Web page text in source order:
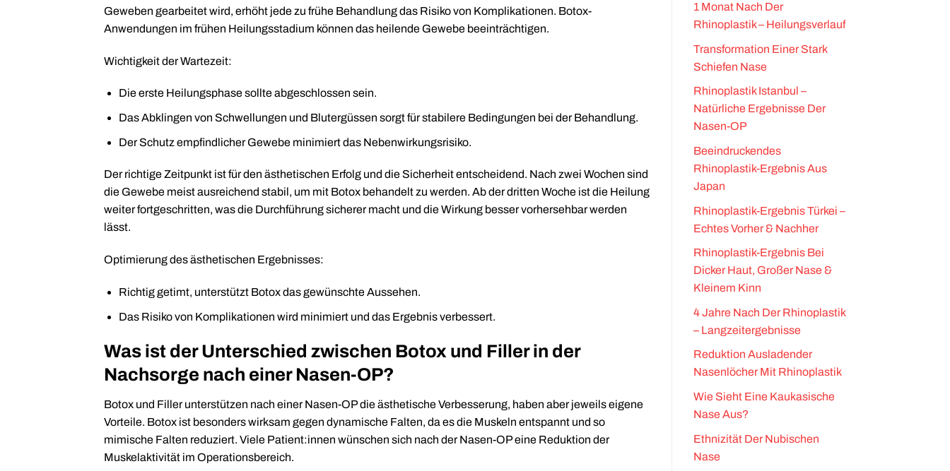
Geweben gearbeitet wird, erhöht jede zu frühe Behandlung das Risiko von Komplikationen. Botox-
Anwendungen im frühen Heilungsstadium können das heilende Gewebe beeinträchtigen.
Wichtigkeit der Wartezeit:
Die erste Heilungsphase sollte abgeschlossen sein.
Das Abklingen von Schwellungen und Blutergüssen sorgt für stabilere Bedingungen bei der Behandlung.
Der Schutz empfindlicher Gewebe minimiert das Nebenwirkungsrisiko.
Der richtige Zeitpunkt ist für den ästhetischen Erfolg und die Sicherheit entscheidend. Nach zwei Wochen sind
die Gewebe meist ausreichend stabil, um mit Botox behandelt zu werden. Ab der dritten Woche ist die Heilung
weiter fortgeschritten, was die Durchführung sicherer macht und die Wirkung besser vorhersehbar werden
lässt.
Optimierung des ästhetischen Ergebnisses:
Richtig getimt, unterstützt Botox das gewünschte Aussehen.
Das Risiko von Komplikationen wird minimiert und das Ergebnis verbessert.
Was ist der Unterschied zwischen Botox und Filler in der
Nachsorge nach einer Nasen-OP?
Botox und Filler unterstützen nach einer Nasen-OP die ästhetische Verbesserung, haben aber jeweils eigene
Vorteile. Botox ist besonders wirksam gegen dynamische Falten, da es die Muskeln entspannt und so
mimische Falten reduziert. Viele Patient:innen wünschen sich nach der Nasen-OP eine Reduktion der
Muskelaktivität im Operationsbereich.
1 Monat Nach Der
Rhinoplastik – Heilungsverlauf
Transformation Einer Stark
Schiefen Nase
Rhinoplastik Istanbul –
Natürliche Ergebnisse Der
Nasen-OP
Beeindruckendes
Rhinoplastik-Ergebnis Aus
Japan
Rhinoplastik-Ergebnis Türkei –
Echtes Vorher & Nachher
Rhinoplastik-Ergebnis Bei
Dicker Haut, Großer Nase &
Kleinem Kinn
4 Jahre Nach Der Rhinoplastik
– Langzeitergebnisse
Reduktion Ausladender
Nasenlöcher Mit Rhinoplastik
Wie Sieht Eine Kaukasische
Nase Aus?
Ethnizität Der Nubischen
Nase